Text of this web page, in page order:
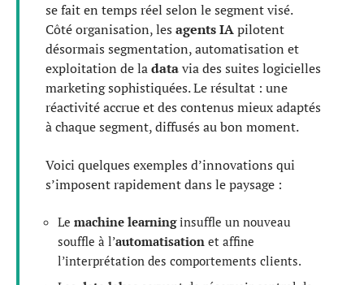
se fait en temps réel selon le segment visé.
Côté organisation, les agents IApilotent
désormais segmentation, automatisation et
exploitation de ladatavia des suites logicielles
marketing sophistiquées. Le résultat : une
réactivité accrue et des contenus mieux adaptés
à chaque segment, diffusés au bon moment.
Voici quelques exemples d’innovations qui
s’imposent rapidement dans le paysage :
Le machine learninginsuffle un nouveau
souffle à l’automatisation et affine
l’interprétation des comportements clients.